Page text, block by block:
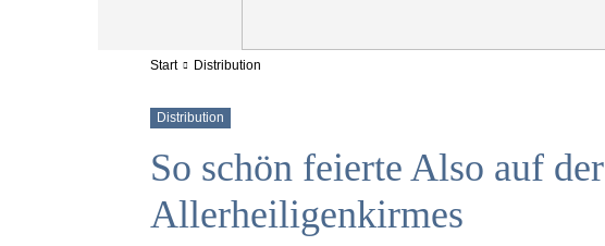
Start Distribution
Distribution
So schön feierte Also auf der
Allerheiligenkirmes